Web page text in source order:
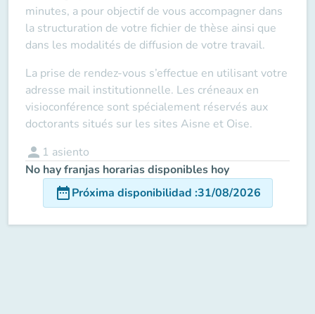
minutes, a pour objectif de vous accompagner dans
la structuration de votre fichier de thèse ainsi que
dans les modalités de diffusion de votre travail.
La prise de rendez-vous s’effectue en utilisant votre
adresse mail institutionnelle. Les créneaux en
visioconférence sont spécialement réservés aux
doctorants situés sur les sites Aisne et Oise.
person 1 asiento
No hay franjas horarias disponibles hoy
date_rangePróxima disponibilidad :31/08/2026